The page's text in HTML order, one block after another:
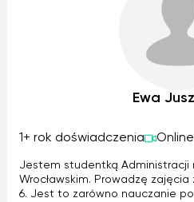
Ewa
1+ rok doświadczenia Online
Jestem studentką Administracji
Wrocławskim. Prowadzę zajęcia z uczniami klas 1-3 oraz 4-
6. Jest to zarówno nauczanie